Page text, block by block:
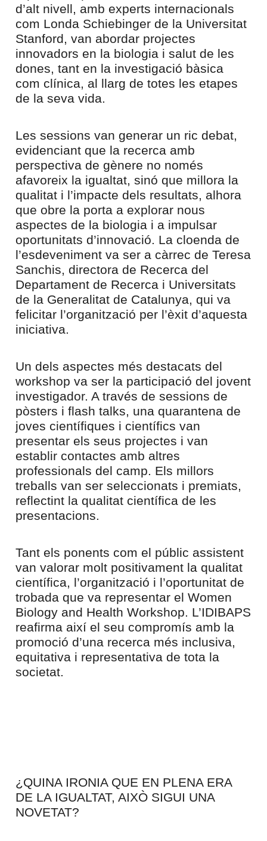
d’alt nivell, amb experts internacionals
com Londa Schiebinger de la Universitat
Stanford, van abordar projectes
innovadors en la biologia i salut de les
dones, tant en la investigació bàsica
com clínica, al llarg de totes les etapes
de la seva vida.
Les sessions van generar un ric debat,
evidenciant que la recerca amb
perspectiva de gènere no només
afavoreix la igualtat, sinó que millora la
qualitat i l’impacte dels resultats, alhora
que obre la porta a explorar nous
aspectes de la biologia i a impulsar
oportunitats d’innovació. La cloenda de
l’esdeveniment va ser a càrrec de Teresa
Sanchis, directora de Recerca del
Departament de Recerca i Universitats
de la Generalitat de Catalunya, qui va
felicitar l’organització per l’èxit d’aquesta
iniciativa.
Un dels aspectes més destacats del
workshop va ser la participació del jovent
investigador. A través de sessions de
pòsters i flash talks, una quarantena de
joves científiques i científics van
presentar els seus projectes i van
establir contactes amb altres
professionals del camp. Els millors
treballs van ser seleccionats i premiats,
reflectint la qualitat científica de les
presentacions.
Tant els ponents com el públic assistent
van valorar molt positivament la qualitat
científica, l’organització i l’oportunitat de
trobada que va representar el Women
Biology and Health Workshop. L’IDIBAPS
reafirma així el seu compromís amb la
promoció d’una recerca més inclusiva,
equitativa i representativa de tota la
societat.
¿QUINA IRONIA QUE EN PLENA ERA
DE LA IGUALTAT, AIXÒ SIGUI UNA
NOVETAT?